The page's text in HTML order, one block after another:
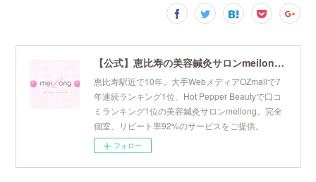
【公式】恵比寿の美容鍼灸サロンmeilong｜ツボを押さえた針・お灸の治療で美容と健康を叶えます
恵比寿駅近で10年。大手WebメディアOZmallで7
年連続ランキング1位、Hot Pepper Beautyで口コ
ミランキング1位の美容鍼灸サロンmeilong。完全
個室、リピート率92%のサービスをご提供。
フォロー